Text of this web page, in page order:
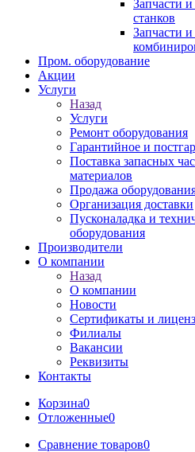
Запчасти
станков
Запчасти и
Пром. оборудование
Акции
Услуги
Назад
Услуги
Ремонт оборудования
Гарантийное и
Поставка запасных
материалов
Продажа
Организация доставки
Пусконаладка и
оборудования
Производители
О компании
Назад
О компании
Новости
Сертификаты и
Филиалы
Вакансии
Реквизиты
Контакты
Корзина0
Отложенные0
Сравнение товаров0